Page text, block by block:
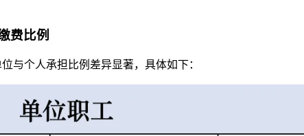
费比例
与个人承担比例差异显著，具体如下：